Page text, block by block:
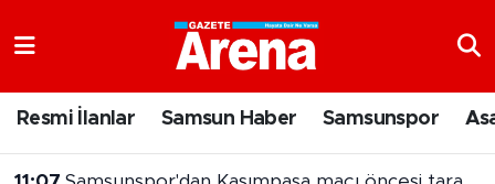
Resmi İlanlar Samsun Haber Samsunspor
11:07 Samsunspor'dan Kasımpaşa maçı öncesi taraftara jest